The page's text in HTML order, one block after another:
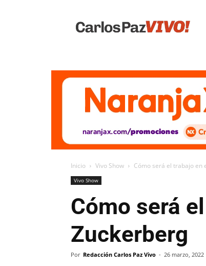
Vivo
Inicio Vivo Show Cómo será el trabajo en
Vivo Show
Cómo será
Zuckerberg
Por Redacción Carlos Paz Vivo - 26 marzo, 2022